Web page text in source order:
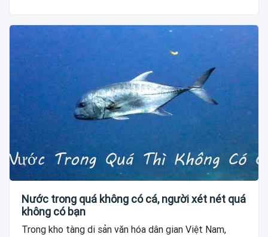
Nước trong quá không có cá, người xét nét quá
không có bạn
Trong kho tàng di sản văn hóa dân gian Việt Nam,